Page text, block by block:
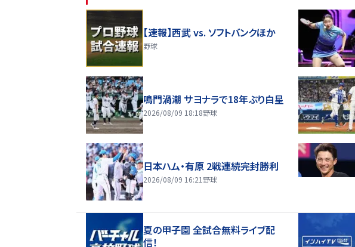
【速報】西武 vs. ソフトバンクほか
野球
鳴門渦潮 サヨナラで18年ぶり白星
2026/08/09 18:18野球
日本ハム・有原 2戦連続完封勝利
2026/08/09 16:21 野球
夏の甲子園 全試合無料ライブ配
信！